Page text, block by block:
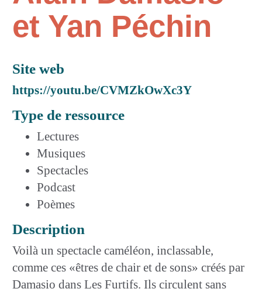
et Yan Péchin
Site web
https://youtu.be/CVMZkOwXc3Y
Type de ressource
Lectures
Musiques
Spectacles
Podcast
Poèmes
Description
Voilà un spectacle caméléon, inclassable,
comme ces «êtres de chair et de sons» créés par
Damasio dans Les Furtifs. Ils circulent sans